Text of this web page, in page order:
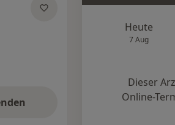
Heute
7 Aug
Dieser
Online-